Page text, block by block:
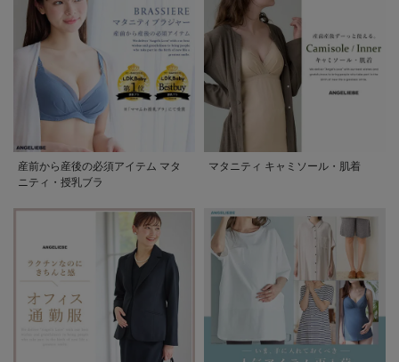
産前から産後の必須アイテム マタ
ニティ・授乳ブラ
マタニティ キャミソール・肌着